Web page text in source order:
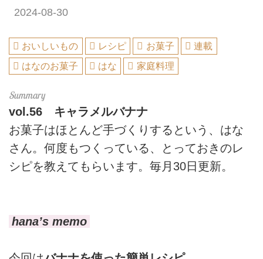
2024-08-30
おいしいもの レシピ お菓子
連載
はなのお菓子
はな 家庭料理
vol.56 キャラメルバナナ
お菓子はほとんど手づくりするという、はな
さん。何度もつくっている、とっておきのレ
シピを教えてもらいます。毎月30日更新。
hana’s memo